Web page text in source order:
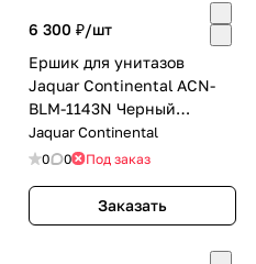
6 300 ₽/шт
Ершик для унитазов
Jaquar Continental ACN-
BLM-1143N Черный
матовый
Jaquar Continental
0 0 Под заказ
Заказать